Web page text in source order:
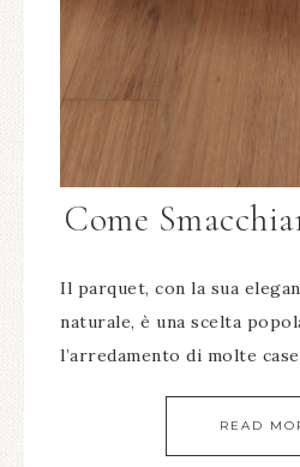
Come
Il parquet, con la sua
naturale, è una scelta
l’arredamento di molte
READ